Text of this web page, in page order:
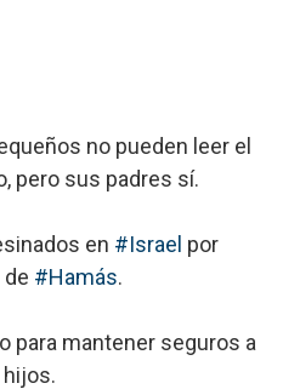
no pueden leer el
pero sus padres sí.
en #Israel por
#Hamás.
para mantener seguros a